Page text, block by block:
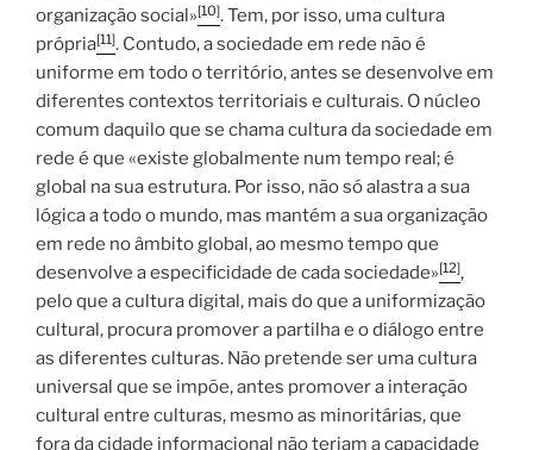
organização social»[10]. Tem, por isso, uma cultura
própria[11]. Contudo, a sociedade em rede não é
uniforme em todo o território, antes se desenvolve em
diferentes contextos territoriais e culturais. O núcleo
comum daquilo que se chama cultura da sociedade em
rede é que «existe globalmente num tempo real; é
global na sua estrutura. Por isso, não só alastra a sua
lógica a todo o mundo, mas mantém a sua organização
em rede no âmbito global, ao mesmo tempo que
desenvolve a especificidade de cada sociedade»[12],
pelo que a cultura digital, mais do que a uniformização
cultural, procura promover a partilha e o diálogo entre
as diferentes culturas. Não pretende ser uma cultura
universal que se impõe, antes promover a interação
cultural entre culturas, mesmo as minoritárias, que
fora da cidade informacional não teriam a capacidade